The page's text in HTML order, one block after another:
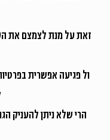
זאת על מנת לצמצם את
ול פגיעה אפשרית
הרי שלא ניתן להעניק